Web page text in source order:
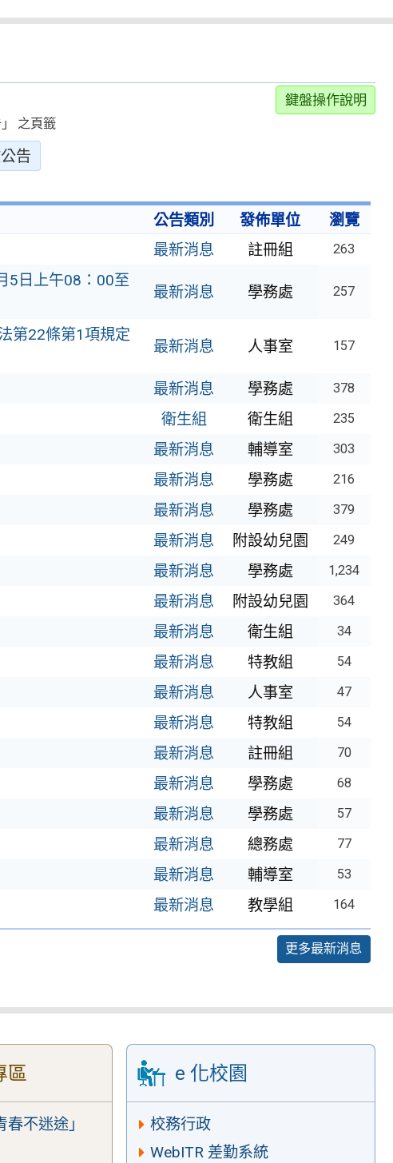
鍵盤操作說明
之頁籤
告
公告類別 發佈單位
瀏覽
最新消息 註冊組 263
5日上午08：00至
最新消息 學務處 257
第22條第1項規定
最新消息 人事室 157
最新消息 學務處 378
衛生組 衛生組 235
最新消息 輔導室 303
最新消息 學務處 216
最新消息 學務處 379
最新消息 附設幼兒園 249
最新消息 學務處 1,234
最新消息 附設幼兒園 364
最新消息 衛生組 34
最新消息 特教組 54
最新消息 人事室 47
最新消息 特教組 54
最新消息 註冊組 70
最新消息 學務處 68
最新消息 學務處 57
最新消息 總務處 77
最新消息 輔導室 53
最新消息 教學組 164
更多最新消息
區
春不迷途」
e 化校園
校務行政
WebITR 差勤系統